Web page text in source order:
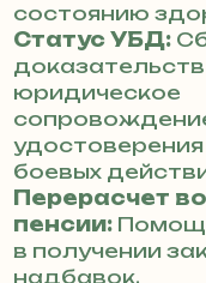
состоянию
Статус УБД:
доказательств
юридическое
боевых
Перерасчет
пенсии:
в получении
надбавок.